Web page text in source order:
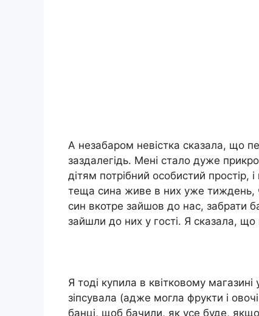
А незабаром невістка сказала, що
заздалегідь. Мені стало дуже
дітям потрібний особистий простір,
теща сина живе в них уже тиждень,
син вкотре зайшов до нас, забрати
зайшли до них у гості. Я сказала,
Я тоді купила в квітковому
зіпсувала (адже могла фрукти і
банці, щоб бачили, як усе буде,